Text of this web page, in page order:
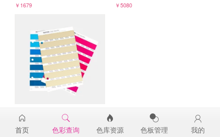
￥1679
￥5080
13-0919TPG
￥98
首页 色彩查询 色库资源 色板管理 我的